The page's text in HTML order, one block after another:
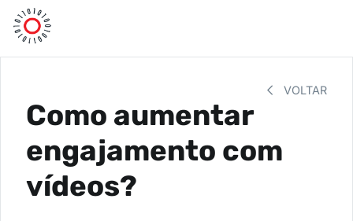
VOLTAR
Como aumentar
engajamento com
vídeos?